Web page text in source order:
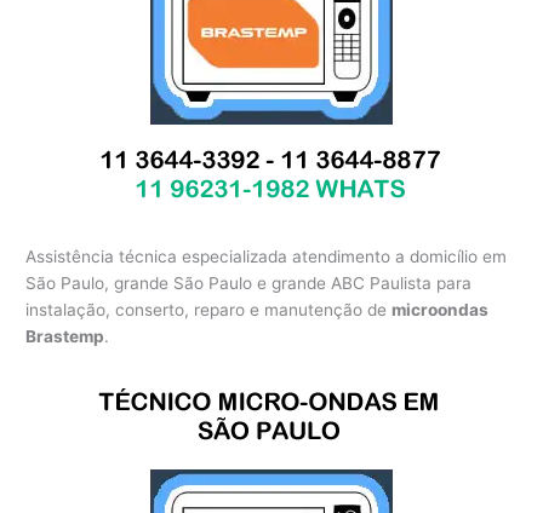
Assistência técnica especializada atendimento a domicílio em
São Paulo, grande São Paulo e grande ABC Paulista para
instalação, conserto, reparo e manutenção de microondas
Brastemp.